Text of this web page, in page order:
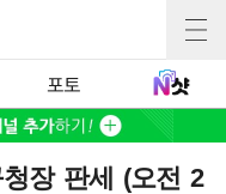
포토
장 판세 (오전 2